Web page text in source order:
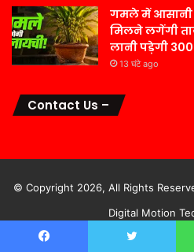
गमले में आसानी
मिलने लगेंगी
लानी पड़ेगी
13 घंटे ago
Contact Us –
© Copyright 2026, All Rights
Digital Motion
गूगल पर खोजें